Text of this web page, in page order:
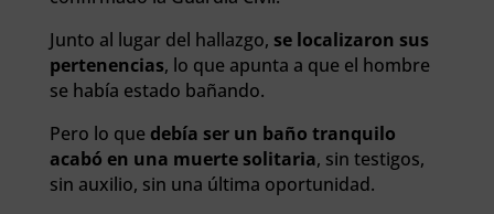
Junto al lugar del hallazgo, se localizaron sus
pertenencias, lo que apunta a que el hombre
se había estado bañando.
Pero lo que debía ser un baño tranquilo
acabó en una muerte solitaria, sin testigos,
sin auxilio, sin una última oportunidad.